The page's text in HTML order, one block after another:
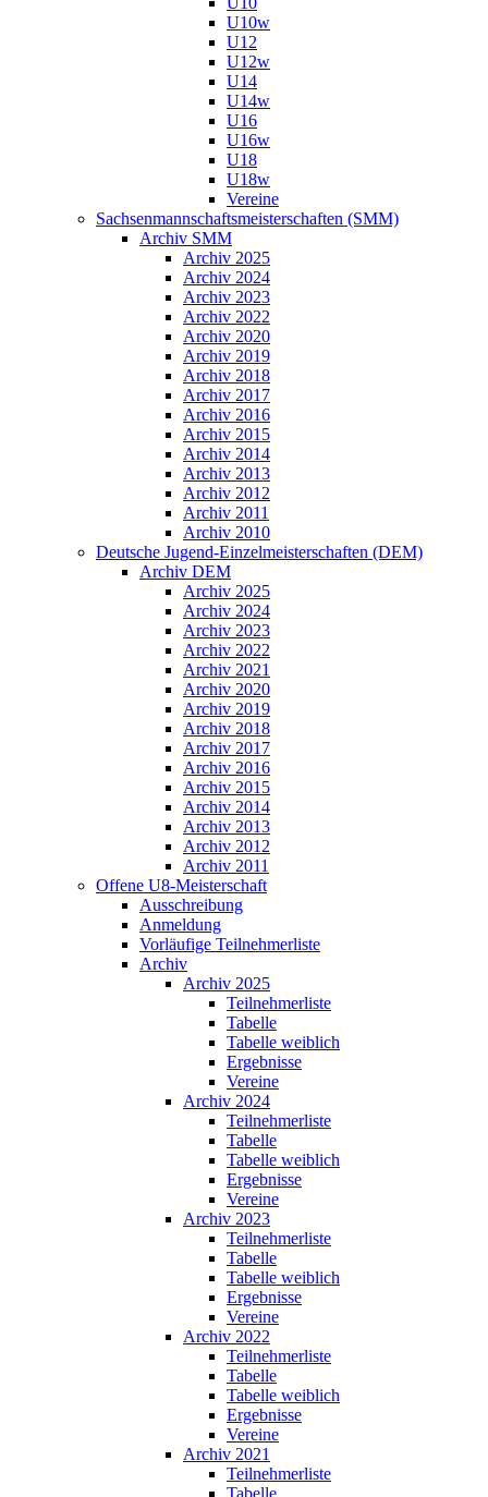
U10w
U12
U12w
U14
U14w
U16
U16w
U18
U18w
Vereine
Sachsenmannschaftsmeisterschaften (SMM)
Archiv SMM
Archiv 2025
Archiv 2024
Archiv 2023
Archiv 2022
Archiv 2020
Archiv 2019
Archiv 2018
Archiv 2017
Archiv 2016
Archiv 2015
Archiv 2014
Archiv 2013
Archiv 2012
Archiv 2011
Archiv 2010
Deutsche Jugend-Einzelmeisterschaften (DEM)
Archiv DEM
Archiv 2025
Archiv 2024
Archiv 2023
Archiv 2022
Archiv 2021
Archiv 2020
Archiv 2019
Archiv 2018
Archiv 2017
Archiv 2016
Archiv 2015
Archiv 2014
Archiv 2013
Archiv 2012
Archiv 2011
Offene U8-Meisterschaft
Ausschreibung
Anmeldung
Vorläufige Teilnehmerliste
Archiv
Archiv 2025
Teilnehmerliste
Tabelle
Tabelle weiblich
Ergebnisse
Vereine
Archiv 2024
Teilnehmerliste
Tabelle
Tabelle weiblich
Ergebnisse
Vereine
Archiv 2023
Teilnehmerliste
Tabelle
Tabelle weiblich
Ergebnisse
Vereine
Archiv 2022
Teilnehmerliste
Tabelle
Tabelle weiblich
Ergebnisse
Vereine
Archiv 2021
Teilnehmerliste
Tabelle